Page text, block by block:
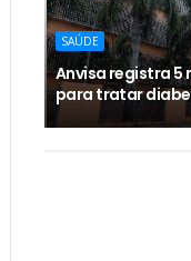
SAÚDE
Anvisa registra
para tratar